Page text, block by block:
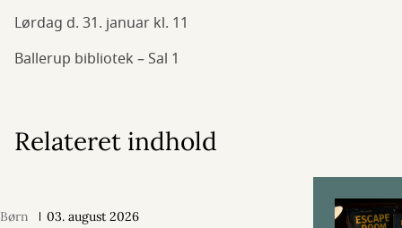
Lørdag d. 31. januar kl. 11
Ballerup bibliotek – Sal 1
Relateret indhold
Børn 03. august 2026